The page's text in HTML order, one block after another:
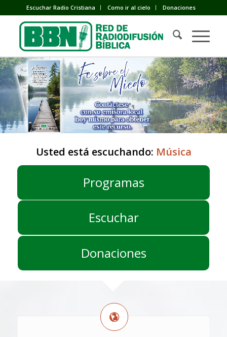
Escuchar Radio Cristiana Como ir al cielo Donaciones
Usted está escuchando: Música
Programas
Escuchar
Donaciones